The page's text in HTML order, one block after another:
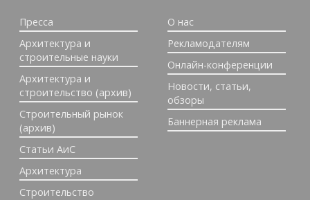
Пресса
Архитектура и
строительные науки
Архитектура и
строительство (архив)
Строительный рынок
(архив)
Статьи АиС
Архитектура
Строительство
О нас
Рекламодателям
Онлайн-конференции
Новости, статьи,
обзоры
Баннерная реклама